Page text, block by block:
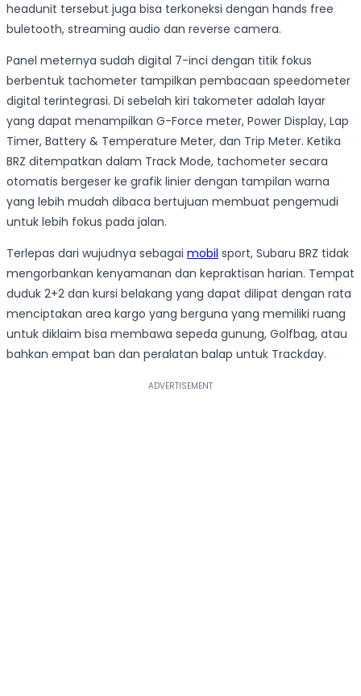
headunit tersebut juga bisa terkoneksi dengan hands free
buletooth, streaming audio dan reverse camera.
Panel meternya sudah digital 7-inci dengan titik fokus
berbentuk tachometer tampilkan pembacaan speedometer
digital terintegrasi. Di sebelah kiri takometer adalah layar
yang dapat menampilkan G-Force meter, Power Display, Lap
Timer, Battery & Temperature Meter, dan Trip Meter. Ketika
BRZ ditempatkan dalam Track Mode, tachometer secara
otomatis bergeser ke grafik linier dengan tampilan warna
yang lebih mudah dibaca bertujuan membuat pengemudi
untuk lebih fokus pada jalan.
Terlepas dari wujudnya sebagai mobil sport, Subaru BRZ tidak
mengorbankan kenyamanan dan kepraktisan harian. Tempat
duduk 2+2 dan kursi belakang yang dapat dilipat dengan rata
menciptakan area kargo yang berguna yang memiliki ruang
untuk diklaim bisa membawa sepeda gunung, Golfbag, atau
bahkan empat ban dan peralatan balap untuk Trackday.